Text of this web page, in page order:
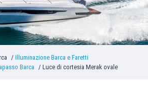
Illuminazione Barca e Faretti
Barca
Luce di cortesia Merak ovale